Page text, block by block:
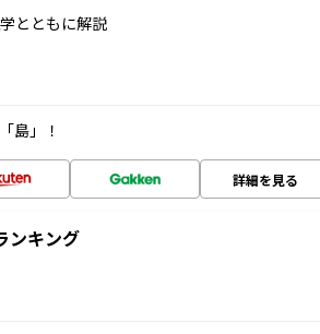
とともに解説
島」！
詳細を見る
ンキング